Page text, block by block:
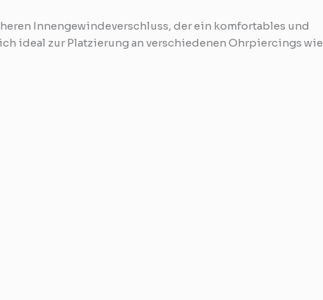
Innengewindeverschluss, der ein komfortables und
ideal zur Platzierung an verschiedenen Ohrpiercings wie